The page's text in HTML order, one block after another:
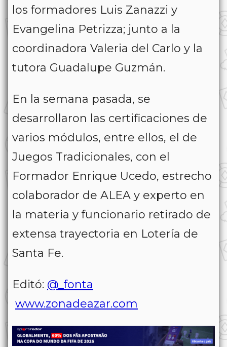
los formadores Luis Zanazzi y
Evangelina Petrizza; junto a la
coordinadora Valeria del Carlo y la
tutora Guadalupe Guzmán.
En la semana pasada, se
desarrollaron las certificaciones de
varios módulos, entre ellos, el de
Juegos Tradicionales, con el
Formador Enrique Ucedo, estrecho
colaborador de ALEA y experto en
la materia y funcionario retirado de
extensa trayectoria en Lotería de
Santa Fe.
Editó: @_fonta
www.zonadeazar.com